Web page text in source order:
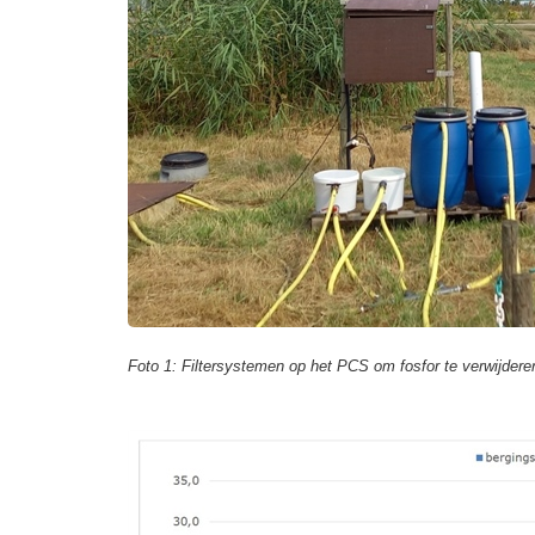
Foto 1: Filtersystemen op het PCS om fosfor te